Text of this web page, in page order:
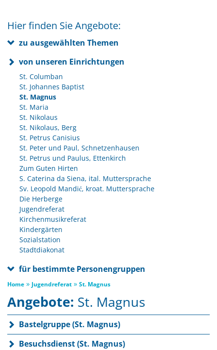
Hier finden Sie Angebote:
zu ausgewählten Themen
von unseren Einrichtungen
St. Columban
St. Johannes Baptist
St. Magnus
St. Maria
St. Nikolaus
St. Nikolaus, Berg
St. Petrus Canisius
St. Peter und Paul, Schnetzenhausen
St. Petrus und Paulus, Ettenkirch
Zum Guten Hirten
S. Caterina da Siena, ital. Muttersprache
Sv. Leopold Mandić, kroat. Muttersprache
Die Herberge
Jugendreferat
Kirchenmusikreferat
Kindergärten
Sozialstation
Stadtdiakonat
für bestimmte Personengruppen
Home » Jugendreferat » St. Magnus
Angebote: St. Magnus
Bastelgruppe (St. Magnus)
Besuchsdienst (St. Magnus)